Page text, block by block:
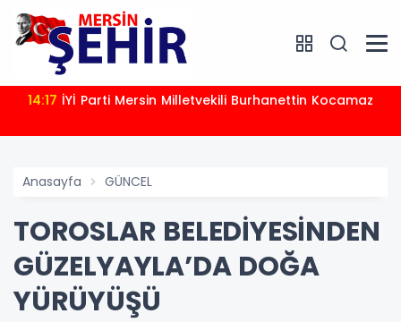
14:17 İYİ Parti Mersin Milletvekili Burhanettin Kocamaz
Anasayfa GÜNCEL
TOROSLAR BELEDİYESİNDEN
GÜZELYAYLA’DA DOĞA
YÜRÜYÜŞÜ